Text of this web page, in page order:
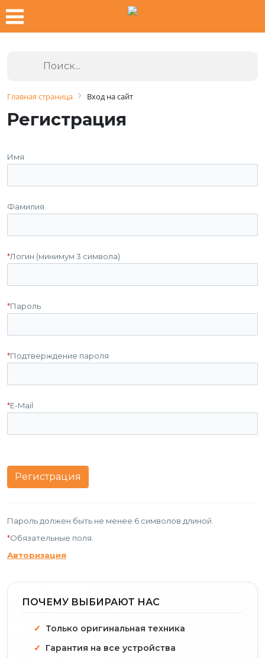
Главная страница Вход на сайт
Регистрация
Имя
Фамилия
*Логин (минимум 3 символа)
*Пароль
*Подтверждение пароля
*E-Mail
Пароль должен быть не менее 6 символов длиной.
*Обязательные поля.
Авторизация
ПОЧЕМУ ВЫБИРАЮТ НАС
Только оригинальная техника
Гарантия на все устройства